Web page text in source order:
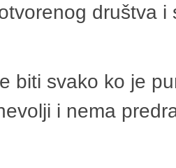
društva
biti svako ko je
i nema